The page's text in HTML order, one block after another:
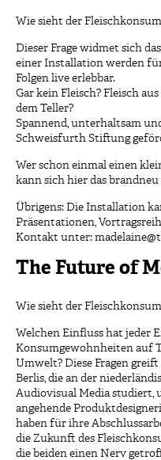
Wie sieht der
Dieser Frage widmet sich
einer Installation werden
Folgen live erlebbar.
Gar kein Fleisch? Fleisch
dem Teller?
Spannend, unterhaltsam
Schweisfurth Stiftung
Wer schon einmal einen
kann sich hier das
Übrigens: Die Installation
Präsentationen,
Kontakt unter:
The Future of
Wie sieht der
Welchen Einfluss hat jeder
Konsumgewohnheiten auf
Umwelt? Diese Fragen
Berlis, die an der
Audiovisual Media studiert,
angehende
haben für ihre
die Zukunft des
die beiden einen Nerv